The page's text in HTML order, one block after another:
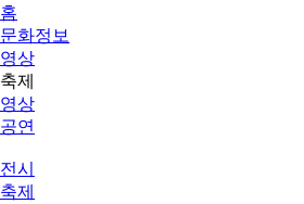
홈
문화정보
영상
축제
영상
공연
전시
축제